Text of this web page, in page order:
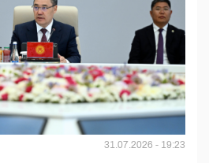
31.07.2026 - 19:23